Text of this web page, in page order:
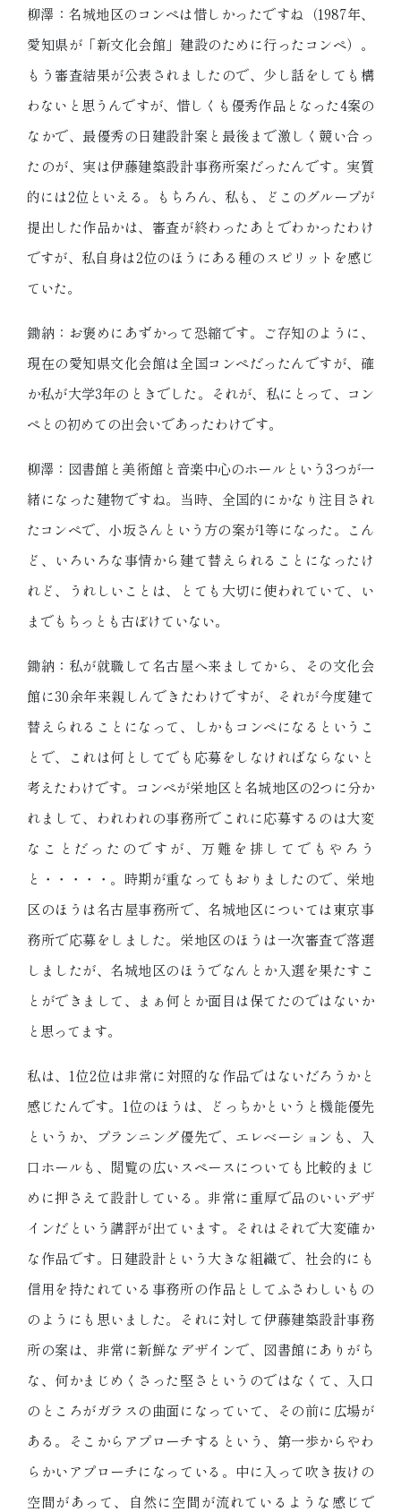
柳澤：名城地区のコンペは惜しかったですね（1987年、
愛知県が「新文化会館」建設のために行ったコンペ）。
もう審査結果が公表されましたので、少し話をしても構
わないと思うんですが、惜しくも優秀作品となった4案の
なかで、最優秀の日建設計案と最後まで激しく競い合っ
たのが、実は伊藤建築設計事務所案だったんです。実質
的には2位といえる。もちろん、私も、どこのグループが
提出した作品かは、審査が終わったあとでわかったわけ
ですが、私自身は2位のほうにある種のスピリットを感じ
ていた。
鋤納：お褒めにあずかって恐縮です。ご存知のように、
現在の愛知県文化会館は全国コンペだったんですが、確
か私が大学3年のときでした。それが、私にとって、コン
ペとの初めての出会いであったわけです。
柳澤：図書館と美術館と音楽中心のホールという3つが一
緒になった建物ですね。当時、全国的にかなり注目され
たコンペで、小坂さんという方の案が1等になった。こん
ど、いろいろな事情から建て替えられることになったけ
れど、うれしいことは、とても大切に使われていて、い
までもちっとも古ぼけていない。
鋤納：私が就職して名古屋へ来ましてから、その文化会
館に30余年来親しんできたわけですが、それが今度建て
替えられることになって、しかもコンペになるというこ
とで、これは何としてでも応募をしなければならないと
考えたわけです。コンペが栄地区と名城地区の2つに分か
れまして、われわれの事務所でこれに応募するのは大変
なことだったのですが、万難を排してでもやろう
と・・・・・。時期が重なってもおりましたので、栄地
区のほうは名古屋事務所で、名城地区については東京事
務所で応募をしました。栄地区のほうは一次審査で落選
しましたが、名城地区のほうでなんとか入選を果たすこ
とができまして、まぁ何とか面目は保てたのではないか
と思ってます。
私は、1位2位は非常に対照的な作品ではないだろうかと
感じたんです。1位のほうは、どっちかというと機能優先
というか、プランニング優先で、エレベーションも、入
口ホールも、閲覧の広いスペースについても比較的まじ
めに押さえて設計している。非常に重厚で品のいいデザ
インだという講評が出ています。それはそれで大変確か
な作品です。日建設計という大きな組織で、社会的にも
信用を持たれている事務所の作品としてふさわしいもの
のようにも思いました。それに対して伊藤建築設計事務
所の案は、非常に新鮮なデザインで、図書館にありがち
な、何かまじめくさった堅さというのではなくて、入口
のところがガラスの曲面になっていて、その前に広場が
ある。そこからアプローチするという、第一歩からやわ
らかいアプローチになっている。中に入って吹き抜けの
空間があって、自然に空間が流れているような感じで